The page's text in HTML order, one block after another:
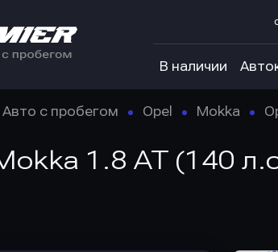
В наличии
Авто с пробегом Opel Mokka
1.8 AT (140